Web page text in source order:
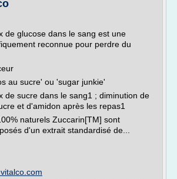
de glucose dans le sang est une
reconnue pour perdre du
au sucre' ou 'sugar junkie'
de sucre dans le sang1 ; diminution de
et d'amidon après les repas1
naturels Zuccarin[TM] sont
d'un extrait standardisé de...